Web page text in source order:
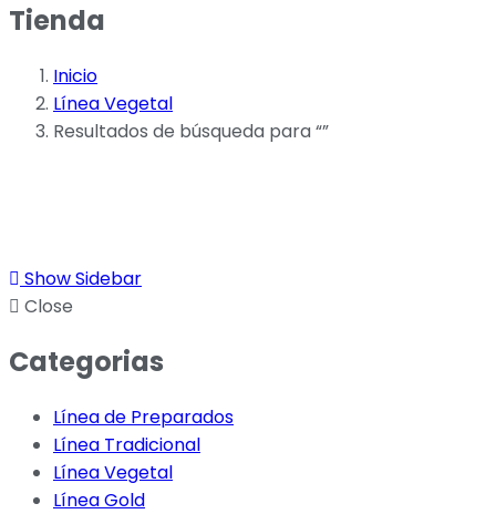
Tienda
Inicio
Línea Vegetal
Resultados de búsqueda para “”
Show Sidebar
Close
Categorias
Línea de Preparados
Línea Tradicional
Línea Vegetal
Línea Gold